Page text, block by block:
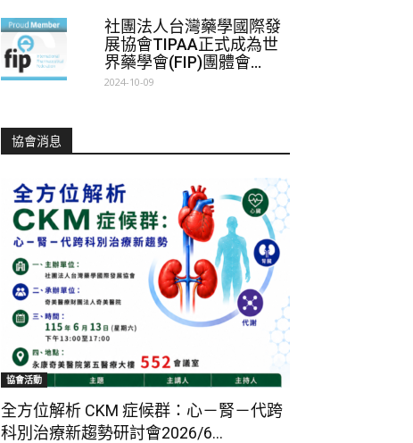
社團法人台灣藥學國際發
展協會TIPAA正式成為世
界藥學會(FIP)團體會...
2024-10-09
協會消息
協會活動
全方位解析 CKM 症候群：心－腎－代跨
科別治療新趨勢研討會2026/6...